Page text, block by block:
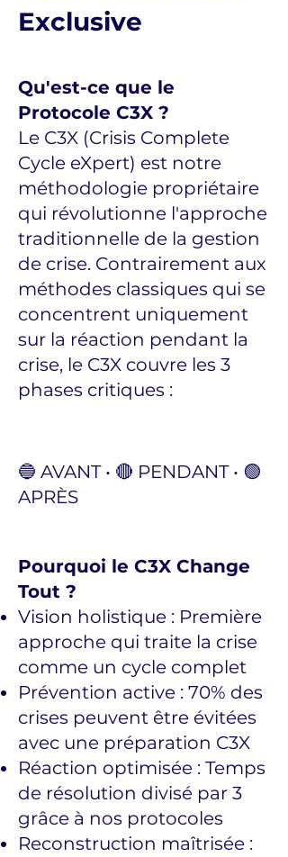
Exclusive
Qu'est-ce que le
Protocole C3X ?
Le C3X (Crisis Complete
Cycle eXpert) est notre
méthodologie propriétaire
qui révolutionne l'approche
traditionnelle de la gestion
de crise. Contrairement aux
méthodes classiques qui se
concentrent uniquement
sur la réaction pendant la
crise, le C3X couvre les 3
phases critiques :
🔵 AVANT • 🔴 PENDANT • 🟢
APRÈS
Pourquoi le C3X Change
Tout ?
Vision holistique : Première
approche qui traite la crise
comme un cycle complet
Prévention active : 70% des
crises peuvent être évitées
avec une préparation C3X
Réaction optimisée : Temps
de résolution divisé par 3
grâce à nos protocoles
Reconstruction maîtrisée :